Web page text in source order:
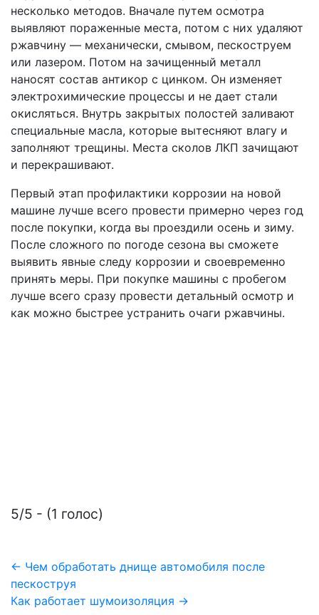
несколько методов. Вначале путем осмотра
выявляют пораженные места, потом с них удаляют
ржавчину — механически, смывом, пескоструем
или лазером. Потом на зачищенный металл
наносят состав антикор с цинком. Он изменяет
электрохимические процессы и не дает стали
окисляться. Внутрь закрытых полостей заливают
специальные масла, которые вытесняют влагу и
заполняют трещины. Места сколов ЛКП зачищают
и перекрашивают.
Первый этап профилактики коррозии на новой
машине лучше всего провести примерно через год
после покупки, когда вы проездили осень и зиму.
После сложного по погоде сезона вы сможете
выявить явные следу коррозии и своевременно
принять меры. При покупке машины с пробегом
лучше всего сразу провести детальный осмотр и
как можно быстрее устранить очаги ржавчины.
5/5 - (1 голос)
Навигация
по
← Чем обработать днище автомобиля после
пескоструя
Как работает шумоизоляция →